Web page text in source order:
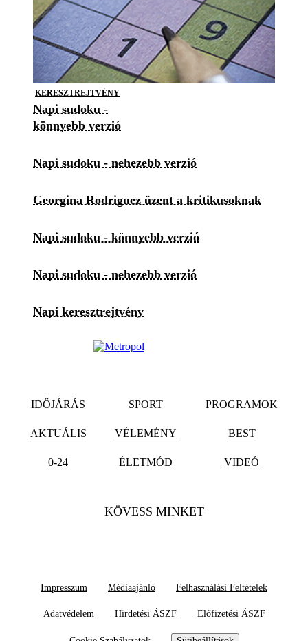
KERESZTREJTVÉNY
Napi sudoku -
könnyebb verzió
Napi sudoku - nehezebb verzió
Georgina Rodriguez üzent a kritikusoknak
Napi sudoku - könnyebb verzió
Napi sudoku - nehezebb verzió
Napi keresztrejtvény
IDŐJÁRÁS SPORT PROGRAMOK
AKTUÁLIS VÉLEMÉNY BEST
0-24 ÉLETMÓD VIDEÓ
KÖVESS MINKET
Impresszum Médiaajánló Felhasználási Feltételek
Adatvédelem Hirdetési ÁSZF Előfizetési ÁSZF